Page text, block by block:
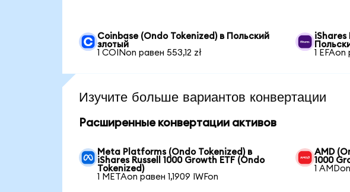
Coinbase (Ondo Tokenized) в Польский
злотый
1 COINon равен 553,12 zł
iShares
1 EFAon
Изучите больше вариантов конвертации
Расширенные конвертации активов
Meta Platforms (Ondo Tokenized) в
iShares Russell 1000 Growth ETF (Ondo
Tokenized)
1 METAon равен 1,1909 IWFon
AMD
1000
1